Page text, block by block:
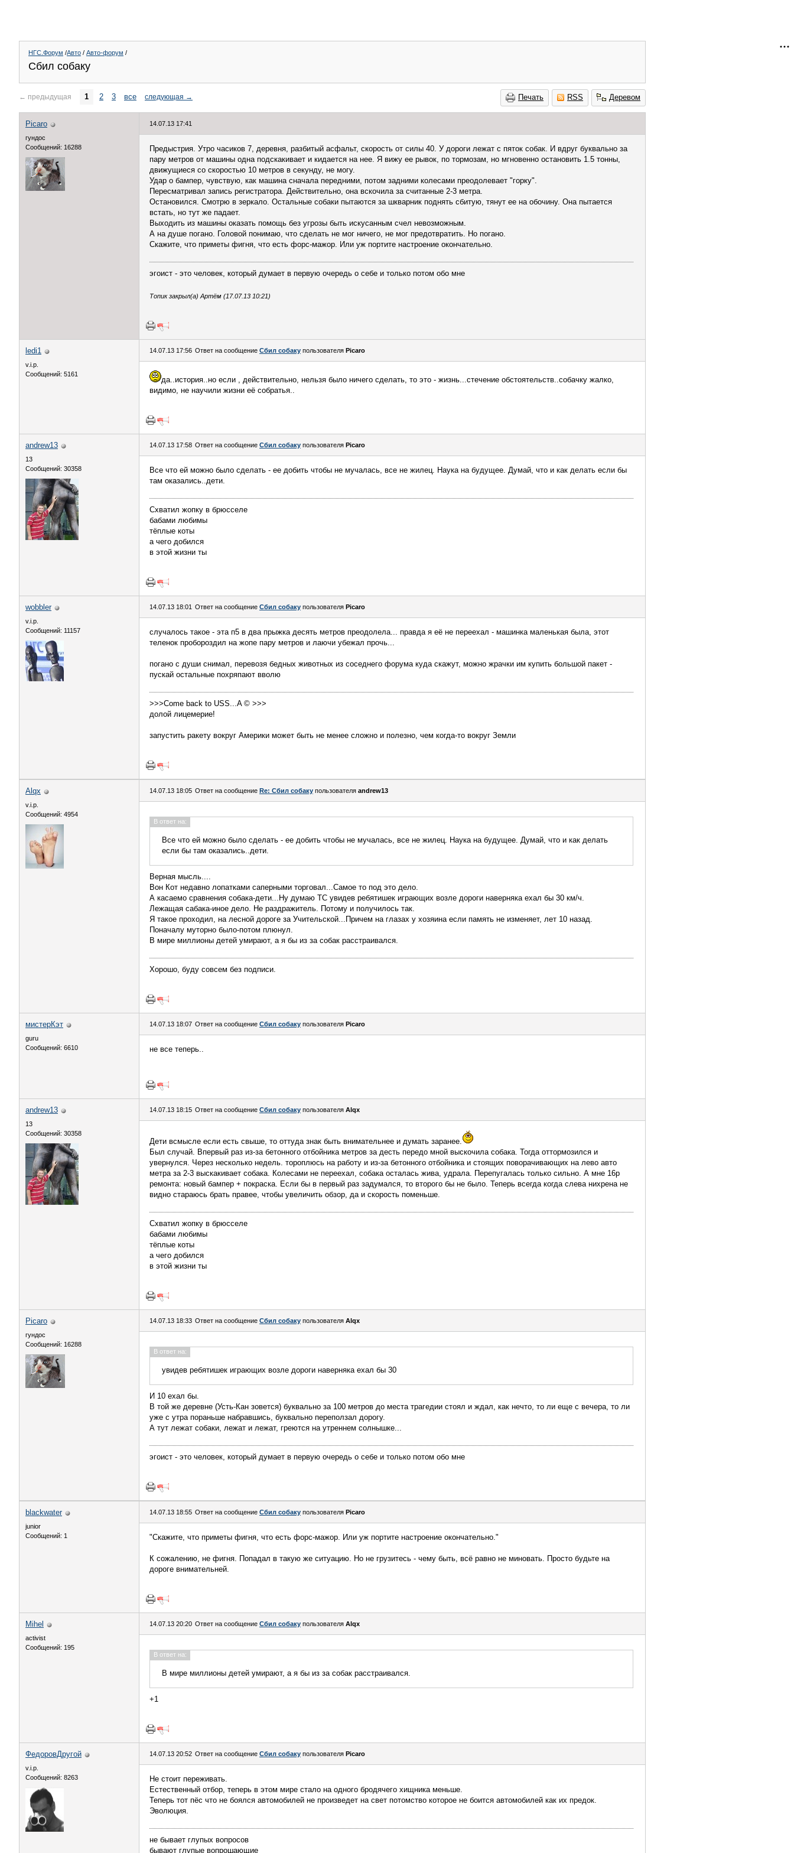
НГС.Форум /Авто / Авто-форум /
Сбил собаку
Печать RSS Деревом
← предыдущая 1 2 3 все следующая →
Picaro
гундос
Сообщений: 16288
14.07.13 17:41
Предыстрия. Утро часиков 7, деревня, разбитый асфальт, скорость от силы 40. У дороги лежат с пяток собак. И вдруг буквально за
пару метров от машины одна подскакивает и кидается на нее. Я вижу ее рывок, по тормозам, но мгновенно остановить 1.5 тонны,
движущиеся со скоростью 10 метров в секунду, не могу.
Удар о бампер, чувствую, как машина сначала передними, потом задними колесами преодолевает "горку".
Пересматривал запись регистратора. Действительно, она вскочила за считанные 2-3 метра.
Остановился. Смотрю в зеркало. Остальные собаки пытаются за шкварник поднять сбитую, тянут ее на обочину. Она пытается
встать, но тут же падает.
Выходить из машины оказать помощь без угрозы быть искусанным счел невозможным.
А на душе погано. Головой понимаю, что сделать не мог ничего, не мог предотвратить. Но погано.
Скажите, что приметы фигня, что есть форс-мажор. Или уж портите настроение окончательно.
эгоист - это человек, который думает в первую очередь о себе и только потом обо мне
Топик закрыл(а) Артём (17.07.13 10:21)
ledi1
v.i.p.
Сообщений: 5161
14.07.13 17:56 Ответ на сообщение Сбил собаку пользователя Picaro
да..история..но если , действительно, нельзя было ничего сделать, то это - жизнь...стечение обстоятельств..собачку жалко,
видимо, не научили жизни её собратья..
andrew13
13
Сообщений: 30358
14.07.13 17:58 Ответ на сообщение Сбил собаку пользователя Picaro
Все что ей можно было сделать - ее добить чтобы не мучалась, все не жилец. Наука на будущее. Думай, что и как делать если бы
там оказались..дети.
Схватил жопку в брюсселе
бабами любимы
тёплые коты
а чего добился
в этой жизни ты
wobbler
v.i.p.
Сообщений: 11157
14.07.13 18:01 Ответ на сообщение Сбил собаку пользователя Picaro
случалось такое - эта п5 в два прыжка десять метров преодолела... правда я её не переехал - машинка маленькая была, этот
теленок пробороздил на жопе пару метров и лаючи убежал прочь...
погано с души снимал, перевозя бедных животных из соседнего форума куда скажут, можно жрачки им купить большой пакет -
пускай остальные похряпают вволю
>>>Come back to USS...A © >>>
долой лицемерие!
запустить ракету вокруг Америки может быть не менее сложно и полезно, чем когда-то вокруг Земли
Alqx
v.i.p.
Сообщений: 4954
14.07.13 18:05 Ответ на сообщение Re: Сбил собаку пользователя andrew13
В ответ на:
Все что ей можно было сделать - ее добить чтобы не мучалась, все не жилец. Наука на будущее. Думай, что и как делать
если бы там оказались..дети.
Верная мысль....
Вон Кот недавно лопатками саперными торговал...Самое то под это дело.
А касаемо сравнения собака-дети...Ну думаю ТС увидев ребятишек играющих возле дороги наверняка ехал бы 30 км/ч.
Лежащая сабака-иное дело. Не раздражитель. Потому и получилось так.
Я такое проходил, на лесной дороге за Учительской...Причем на глазах у хозяина если память не изменяет, лет 10 назад.
Поначалу муторно было-потом плюнул.
В мире миллионы детей умирают, а я бы из за собак расстраивался.
Хорошо, буду совсем без подписи.
мистерКэт
guru
Сообщений: 6610
14.07.13 18:07 Ответ на сообщение Сбил собаку пользователя Picaro
не все теперь..
andrew13
13
Сообщений: 30358
14.07.13 18:15 Ответ на сообщение Сбил собаку пользователя Alqx
Дети всмысле если есть свыше, то оттуда знак быть внимательнее и думать заранее.
Был случай. Впервый раз из-за бетонного отбойника метров за десть передо мной выскочила собака. Тогда оттормозился и
увернулся. Через несколько недель. тороплюсь на работу и из-за бетонного отбойника и стоящих поворачивающих на лево авто
метра за 2-3 выскакивает собака. Колесами не переехал, собака осталась жива, удрала. Перепугалась только сильно. А мне 16р
ремонта: новый бампер + покраска. Если бы в первый раз задумался, то второго бы не было. Теперь всегда когда слева нихрена не
видно стараюсь брать правее, чтобы увеличить обзор, да и скорость поменьше.
Схватил жопку в брюсселе
бабами любимы
тёплые коты
а чего добился
в этой жизни ты
Picaro
гундос
Сообщений: 16288
14.07.13 18:33 Ответ на сообщение Сбил собаку пользователя Alqx
В ответ на:
увидев ребятишек играющих возле дороги наверняка ехал бы 30
И 10 ехал бы.
В той же деревне (Усть-Кан зовется) буквально за 100 метров до места трагедии стоял и ждал, как нечто, то ли еще с вечера, то ли
уже с утра пораньше набравшись, буквально переползал дорогу.
А тут лежат собаки, лежат и лежат, греются на утреннем солнышке...
эгоист - это человек, который думает в первую очередь о себе и только потом обо мне
blackwater
junior
Сообщений: 1
14.07.13 18:55 Ответ на сообщение Сбил собаку пользователя Picaro
"Скажите, что приметы фигня, что есть форс-мажор. Или уж портите настроение окончательно."
К сожалению, не фигня. Попадал в такую же ситуацию. Но не грузитесь - чему быть, всё равно не миновать. Просто будьте на
дороге внимательней.
Mihel
activist
Сообщений: 195
14.07.13 20:20 Ответ на сообщение Сбил собаку пользователя Alqx
В ответ на:
В мире миллионы детей умирают, а я бы из за собак расстраивался.
+1
ФедоровДругой
v.i.p.
Сообщений: 8263
14.07.13 20:52 Ответ на сообщение Сбил собаку пользователя Picaro
Не стоит переживать.
Естественный отбор, теперь в этом мире стало на одного бродячего хищника меньше.
Теперь тот пёс что не боялся автомобилей не произведет на свет потомство которое не боится автомобилей как их предок.
Эволюция.
не бывает глупых вопросов
бывают глупые вопрошающие